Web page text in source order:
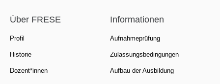
Über FRESE
Profil
Historie
Dozent*innen
Informationen
Aufnahmeprüfung
Zulassungsbedingungen
Aufbau der Ausbildung